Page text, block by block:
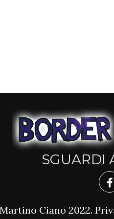
SGUARDI
Ciano 2022.